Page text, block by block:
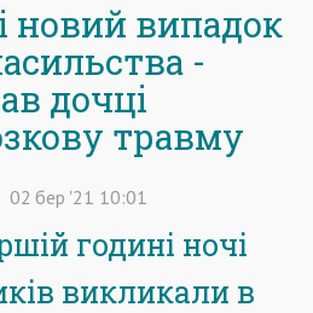
новий випадок
-
дочці
травму
02 бер '21 10:01
годині ночі
викликали в